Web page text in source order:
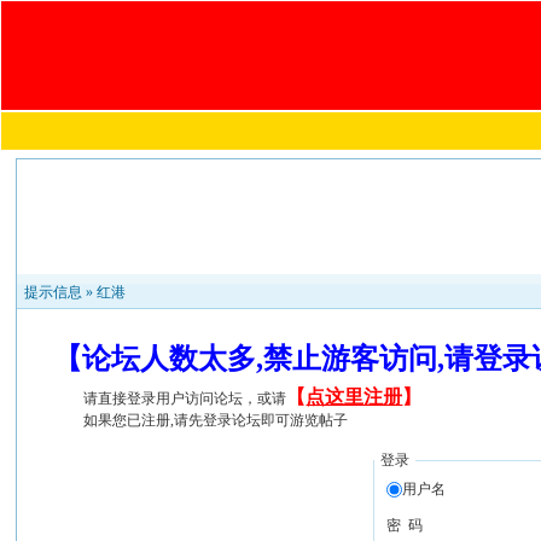
提示信息 »红港
【论坛人数太多,禁止游客访问,请登
请直接登录用户访问论坛，或请 【 点这里注册】
如果您已注册,请先登录论坛即可游览帖子
登录
用户名
密 码